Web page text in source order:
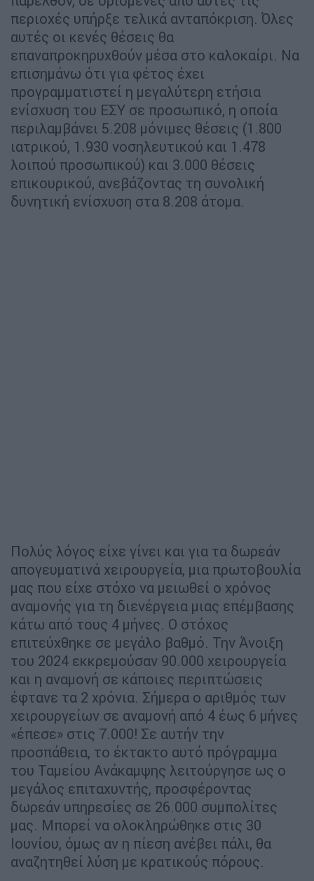
περιοχές υπήρξε τελικά ανταπόκριση. Όλες
αυτές οι κενές θέσεις θα
επαναπροκηρυχθούν μέσα στο καλοκαίρι. Να
επισημάνω ότι για φέτος έχει
προγραμματιστεί η μεγαλύτερη ετήσια
ενίσχυση του ΕΣΥ σε προσωπικό, η οποία
περιλαμβάνει 5.208 μόνιμες θέσεις (1.800
ιατρικού, 1.930 νοσηλευτικού και 1.478
λοιπού προσωπικού) και 3.000 θέσεις
επικουρικού, ανεβάζοντας τη συνολική
δυνητική ενίσχυση στα 8.208 άτομα.
Πολύς λόγος είχε γίνει και για τα δωρεάν
απογευματινά χειρουργεία, μια πρωτοβουλία
μας που είχε στόχο να μειωθεί ο χρόνος
αναμονής για τη διενέργεια μιας επέμβασης
κάτω από τους 4 μήνες. Ο στόχος
επιτεύχθηκε σε μεγάλο βαθμό. Την Άνοιξη
του 2024 εκκρεμούσαν 90.000 χειρουργεία
και η αναμονή σε κάποιες περιπτώσεις
έφτανε τα 2 χρόνια. Σήμερα ο αριθμός των
χειρουργείων σε αναμονή από 4 έως 6 μήνες
«έπεσε» στις 7.000! Σε αυτήν την
προσπάθεια, το έκτακτο αυτό πρόγραμμα
του Ταμείου Ανάκαμψης λειτούργησε ως ο
μεγάλος επιταχυντής, προσφέροντας
δωρεάν υπηρεσίες σε 26.000 συμπολίτες
μας. Μπορεί να ολοκληρώθηκε στις 30
Ιουνίου, όμως αν η πίεση ανέβει πάλι, θα
αναζητηθεί λύση με κρατικούς πόρους.